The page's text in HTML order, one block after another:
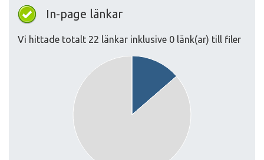
In-page länkar
Vi hittade totalt 22 länkar inklusive 0 länk(ar) till filer